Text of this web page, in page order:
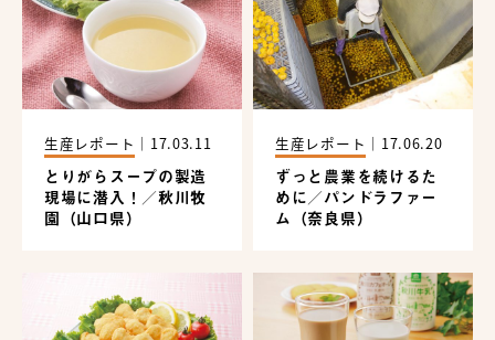
生産レポート ｜ 17.03.11
とりがらスープの製造
現場に潜入！／秋川牧
園（山口県）
生産レポート ｜ 17.06.20
ずっと農業を続けるた
めに／パンドラファー
ム（奈良県）